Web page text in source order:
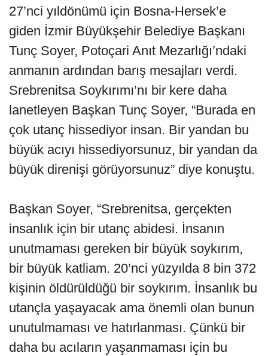
27’nci yıldönümü için Bosna-Hersek’e
giden İzmir Büyükşehir Belediye Başkanı
Tunç Soyer, Potoçari Anıt Mezarlığı’ndaki
anmanın ardından barış mesajları verdi.
Srebrenitsa Soykırımı’nı bir kere daha
lanetleyen Başkan Tunç Soyer, “Burada en
çok utanç hissediyor insan. Bir yandan bu
büyük acıyı hissediyorsunuz, bir yandan da
büyük direnişi görüyorsunuz” diye konuştu.
Başkan Soyer, “Srebrenitsa, gerçekten
insanlık için bir utanç abidesi. İnsanın
unutmaması gereken bir büyük soykırım,
bir büyük katliam. 20’nci yüzyılda 8 bin 372
kişinin öldürüldüğü bir soykırım. İnsanlık bu
utançla yaşayacak ama önemli olan bunun
unutulmaması ve hatırlanması. Çünkü bir
daha bu acıların yaşanmaması için bu